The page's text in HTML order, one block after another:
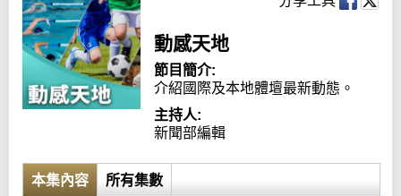
動感天地
節目簡介:
介紹國際及本地體壇最新動態。
主持人:
新聞部編輯
本集內容 所有集數